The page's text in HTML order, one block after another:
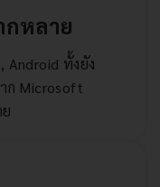
กหลาย
Android ทั้งยัง
ก Microsoft